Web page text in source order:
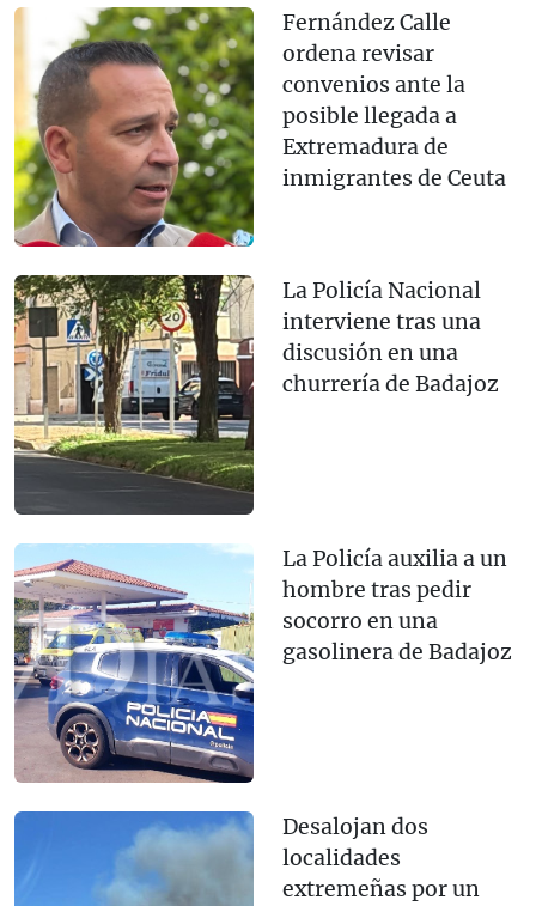
Fernández Calle
ordena revisar
convenios ante la
posible llegada a
Extremadura de
inmigrantes de Ceuta
La Policía Nacional
interviene tras una
discusión en una
churrería de Badajoz
La Policía auxilia a un
hombre tras pedir
socorro en una
gasolinera de Badajoz
Desalojan dos
localidades
extremeñas por un